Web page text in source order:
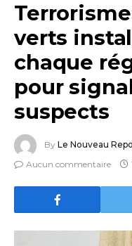
verts
chaque
pour
suspects
By Le Nouveau
Aucun commentaire